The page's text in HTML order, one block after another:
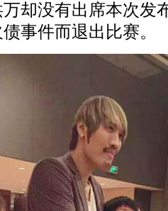
却没有出席本次发
事件而退出比赛。